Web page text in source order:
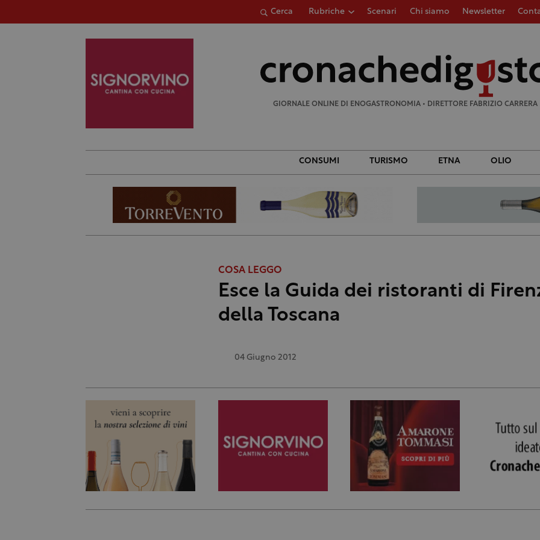
Cerca Rubriche Scenari Chi siamo Newsletter
GIORNALE ONLINE DI ENOGASTRONOMIA • DIRETTORE FABRIZIO CARRERA
CONSUMI TURISMO ETNA OLIO
COSA LEGGO
Esce la Guida dei ristoranti di
della Toscana
04 Giugno 2012